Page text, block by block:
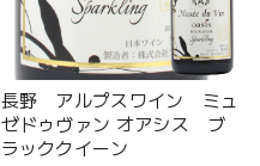
長野 アルプスワイン ミュ
ゼドゥヴァン オアシス ブ
ラッククイーン